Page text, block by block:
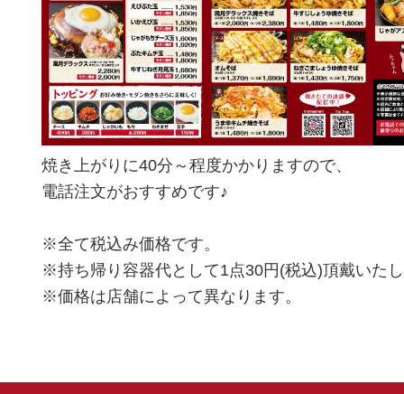
焼き上がりに40分～程度かかりますので、
電話注文がおすすめです♪
※全て税込み価格です。
※持ち帰り容器代として1点30円(税込)頂戴いた
※価格は店舗によって異なります。